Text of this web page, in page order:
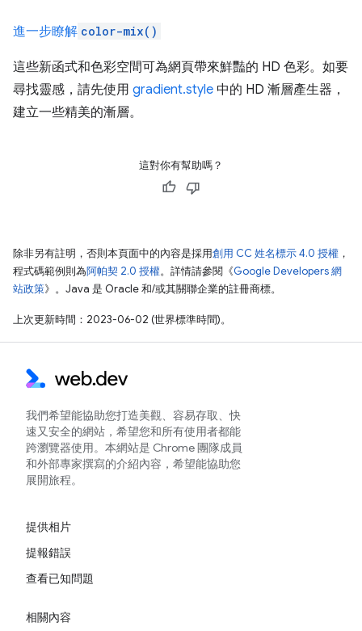
進一步瞭解 color-mix()
這些新函式和色彩空間可為網頁帶來鮮豔的 HD 色彩。如要
尋找靈感，請先使用 gradient.style 中的 HD 漸層產生器，
建立一些精美的漸層。
這對你有幫助嗎？
除非另有註明，否則本頁面中的內容是採用創用 CC 姓名標示 4.0 授權 ，
程式碼範例則為阿帕契 2.0 授權。詳情請參閱《Google Developers 網
站政策》。Java 是 Oracle 和/或其關聯企業的註冊商標。
上次更新時間：2023-06-02 (世界標準時間)。
我們希望能協助您打造美觀、容易存取、快
速又安全的網站，希望您和所有使用者都能
跨瀏覽器使用。本網站是 Chrome 團隊成員
和外部專家撰寫的介紹內容，希望能協助您
展開旅程。
提供相片
提報錯誤
查看已知問題
相關內容